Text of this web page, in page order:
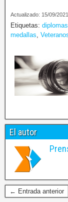
Actualizado: 15/09/
Etiquetas: diplomas
medallas
El autor
← Entrada anterior